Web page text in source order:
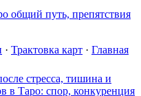
общий путь, препятствия
· Трактовка карт · Главная
стресса, тишина и
в Таро: спор, конкуренция